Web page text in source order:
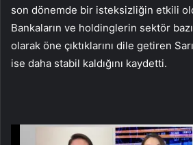
son dönemde bir isteksizliğin etkili
Bankaların ve holdinglerin sektör
olarak öne çıktıklarını dile getiren
ise daha stabil kaldığını kaydetti.